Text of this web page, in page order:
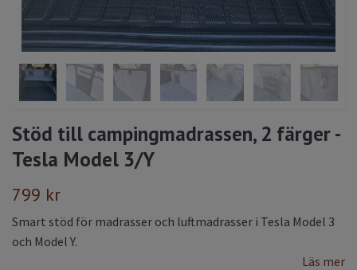
Stöd till campingmadrassen, 2 färger -
Tesla Model 3/Y
799 kr
Smart stöd för madrasser och luftmadrasser i Tesla Model 3
och Model Y.
Läs mer